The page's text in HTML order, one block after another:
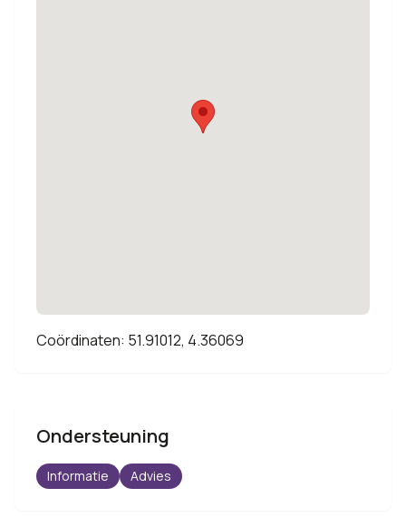
Coördinaten: 51.91012, 4.36069
Ondersteuning
Informatie Advies